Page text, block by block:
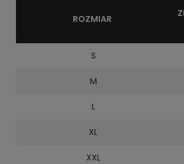
ROZMIAR
S
M
L
XL
XXL